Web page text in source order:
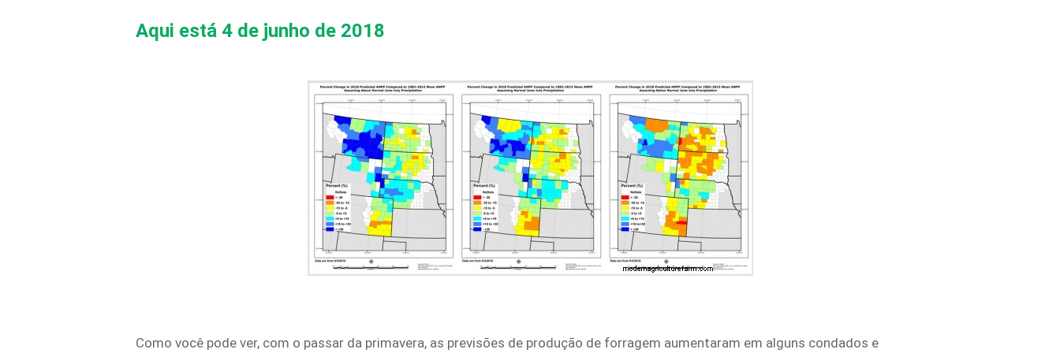
Aqui está 4 de junho de 2018
Como você pode ver, com o passar da primavera, as previsões de produção de forragem aumentaram em alguns condados e